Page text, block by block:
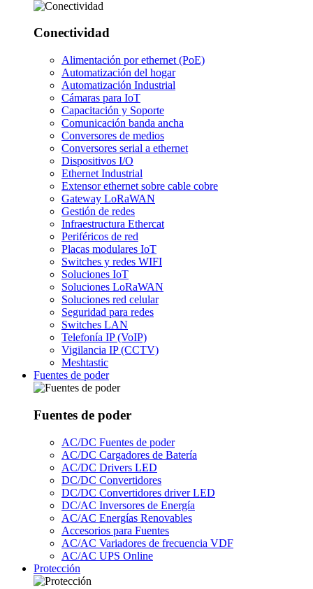
Conectividad
Alimentación por ethernet (PoE)
Automatización del hogar
Automatización Industrial
Cámaras para IoT
Capacitación y Soporte
Comunicación banda ancha
Conversores de medios
Conversores serial a ethernet
Dispositivos I/O
Ethernet Industrial
Extensor ethernet sobre cable cobre
Gateway LoRaWAN
Gestión de redes
Infraestructura Ethercat
Periféricos de red
Placas modulares IoT
Switches y redes WIFI
Soluciones IoT
Soluciones LoRaWAN
Soluciones red celular
Seguridad para redes
Switches LAN
Telefonía IP (VoIP)
Vigilancia IP (CCTV)
Meshtastic
Fuentes de poder
Fuentes de poder
AC/DC Fuentes de poder
AC/DC Cargadores de Batería
AC/DC Drivers LED
DC/DC Convertidores
DC/DC Convertidores driver LED
DC/AC Inversores de Energía
AC/AC Energías Renovables
Accesorios para Fuentes
AC/AC Variadores de frecuencia VDF
AC/AC UPS Online
Protección